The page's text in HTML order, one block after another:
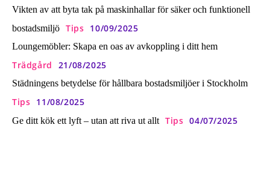
Vikten av att byta tak på maskinhallar för säker och funktionell
bostadsmiljö Tips 10/09/2025
Loungemöbler: Skapa en oas av avkoppling i ditt hem
Trädgård 21/08/2025
Städningens betydelse för hållbara bostadsmiljöer i Stockholm
Tips 11/08/2025
Ge ditt kök ett lyft – utan att riva ut allt Tips 04/07/2025